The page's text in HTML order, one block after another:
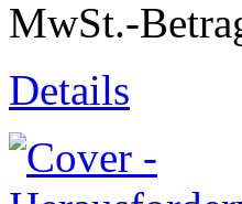
MwSt.-
Details